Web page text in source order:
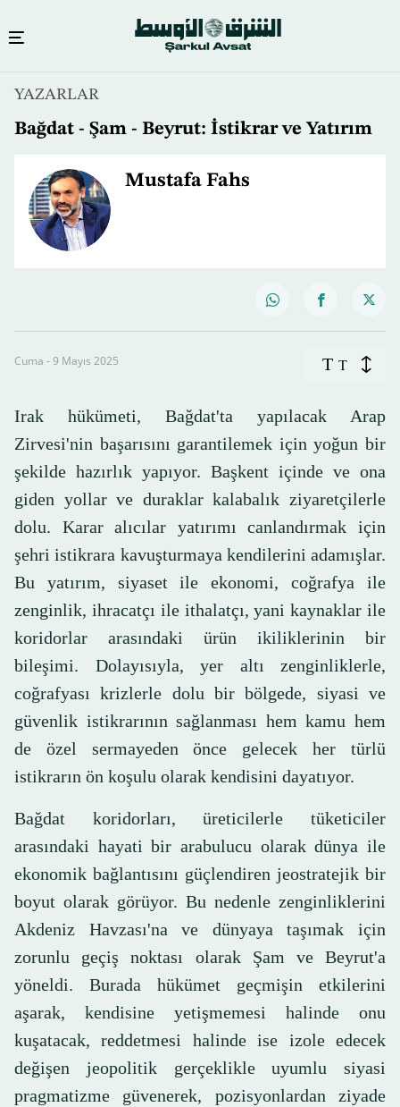
YAZARLAR
Bağdat - Şam - Beyrut: İstikrar ve Yatırım
Mustafa Fahs
Cuma - 9 Mayıs 2025 T T
Irak hükümeti, Bağdat'ta yapılacak Arap
Zirvesi'nin başarısını garantilemek için yoğun bir
şekilde hazırlık yapıyor. Başkent içinde ve ona
giden yollar ve duraklar kalabalık ziyaretçilerle
dolu. Karar alıcılar yatırımı canlandırmak için
şehri istikrara kavuşturmaya kendilerini adamışlar.
Bu yatırım, siyaset ile ekonomi, coğrafya ile
zenginlik, ihracatçı ile ithalatçı, yani kaynaklar ile
koridorlar arasındaki ürün ikiliklerinin bir
bileşimi. Dolayısıyla, yer altı zenginliklerle,
coğrafyası krizlerle dolu bir bölgede, siyasi ve
güvenlik istikrarının sağlanması hem kamu hem
de özel sermayeden önce gelecek her türlü
istikrarın ön koşulu olarak kendisini dayatıyor.
Bağdat koridorları, üreticilerle tüketiciler
arasındaki hayati bir arabulucu olarak dünya ile
ekonomik bağlantısını güçlendiren jeostratejik bir
boyut olarak görüyor. Bu nedenle zenginliklerini
Akdeniz Havzası'na ve dünyaya taşımak için
zorunlu geçiş noktası olarak Şam ve Beyrut'a
yöneldi. Burada hükümet geçmişin etkilerini
aşarak, kendisine yetişmemesi halinde onu
kuşatacak, reddetmesi halinde ise izole edecek
değişen jeopolitik gerçeklikle uyumlu siyasi
pragmatizme güvenerek, pozisyonlardan ziyade